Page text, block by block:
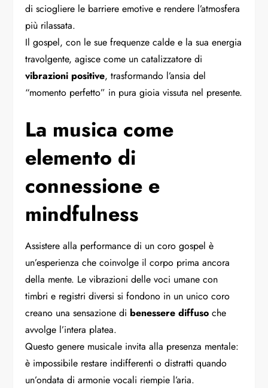
di sciogliere le barriere emotive e rendere l’atmosfera
più rilassata.
Il gospel, con le sue frequenze calde e la sua energia
travolgente, agisce come un catalizzatore di
vibrazioni positive, trasformando l’ansia del
“momento perfetto” in pura gioia vissuta nel presente.
La musica come
elemento di
connessione e
mindfulness
Assistere alla performance di un coro gospel è
un’esperienza che coinvolge il corpo prima ancora
della mente. Le vibrazioni delle voci umane con
timbri e registri diversi si fondono in un unico coro
creano una sensazione di benessere diffuso che
avvolge l’intera platea.
Questo genere musicale invita alla presenza mentale:
è impossibile restare indifferenti o distratti quando
un’ondata di armonie vocali riempie l’aria.